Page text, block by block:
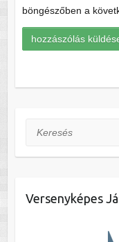
böngészőben a
Keresés
Versenyképes